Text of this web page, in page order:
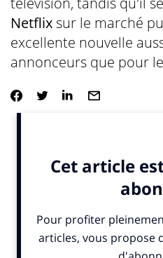
Netflixsur le marché
excellente nouvelle
annonceurs que pour